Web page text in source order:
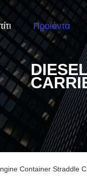
Προϊόντα
Container Straddle